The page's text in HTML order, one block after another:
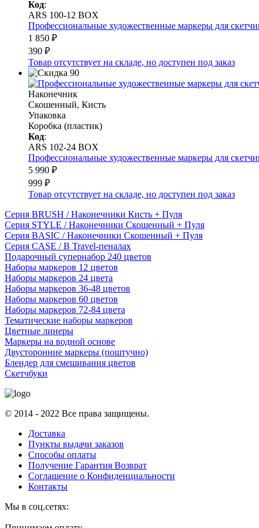
Код:
ARS 100-12 BOX
Профессиональные художественные маркеры для
1 850 ₽
390 ₽
Товар отсутствует на складе, но доступен под заказ
Наконечник
Скошенный, Кисть
Упаковка
Коробка (пластик)
Код:
ARS 102-24 BOX
Профессиональные художественные маркеры для
5 990 ₽
999 ₽
Товар отсутствует на складе, но доступен под заказ
Серия BRUSH / Наконечники Кисть + Пуля
Серия STYLE / Наконечники Скошенный + Пуля
Серия BASIC / Наконечники Скошенный + Пуля
Серия CASE / В Travel-пеналах
Подарочный супернабор 240 цветов
Наборы маркеров 12 цветов
Наборы маркеров 24 цвета
Наборы маркеров 36-48 цветов
Наборы маркеров 60 цветов
Наборы маркеров 72-84 цвета
Тематические наборы маркеров
Цветные линеры
Маркеры на водной основе
Двусторонние маркеры (поштучно)
Блендер для смешивания цветов
Скетчбуки
© 2014 - 2022 Все права защищены.
Доставка
Пункты выдачи заказов
Способы оплаты
Получение Гарантия Возврат
Соглашение о Конфиденциальности
Контакты
Мы в соц.сетях: